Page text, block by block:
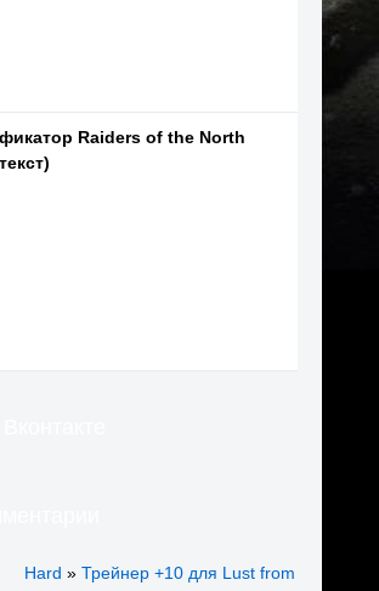
Raiders of the North
Hard » Трейнер +10 для Lust from